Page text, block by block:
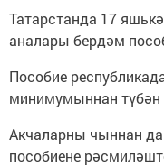
Татарстанда 17
аналары бердәм
Пособие
минимумыннан түбән
Акчаларны чыннан
пособиене